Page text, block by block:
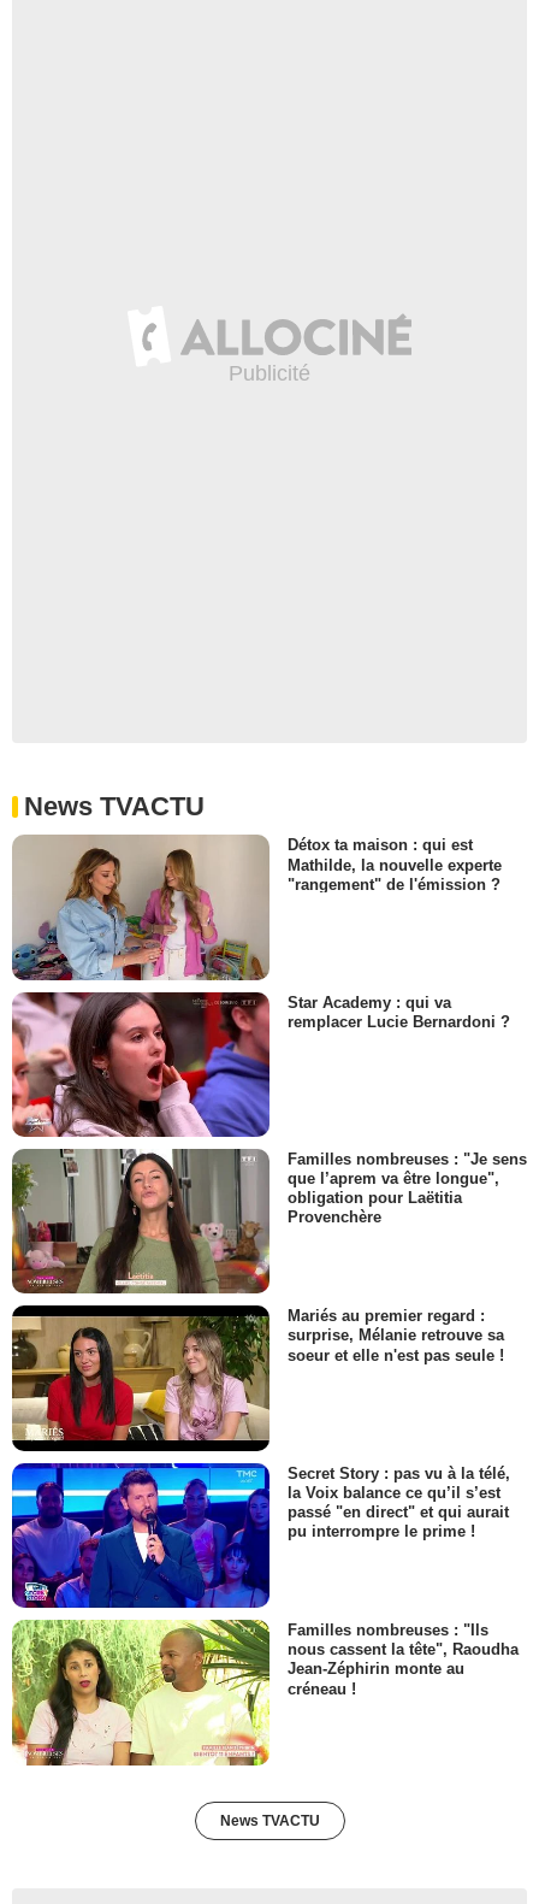
News TVACTU
Détox ta maison : qui est
Mathilde, la nouvelle experte
"rangement" de l'émission ?
Star Academy : qui va
remplacer Lucie Bernardoni ?
Familles nombreuses : "Je sens
que l’aprem va être longue",
obligation pour Laëtitia
Provenchère
Mariés au premier regard :
surprise, Mélanie retrouve sa
soeur et elle n'est pas seule !
Secret Story : pas vu à la télé,
la Voix balance ce qu’il s’est
passé "en direct" et qui aurait
pu interrompre le prime !
Familles nombreuses : "Ils
nous cassent la tête", Raoudha
Jean-Zéphirin monte au
créneau !
News TVACTU